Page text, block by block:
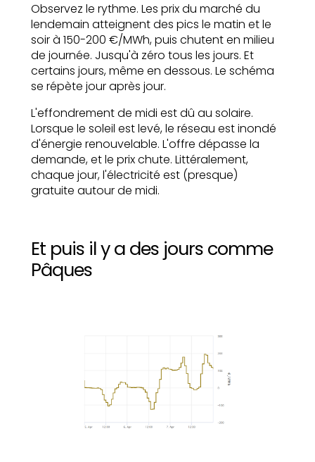
Observez le rythme. Les prix du marché du
lendemain atteignent des pics le matin et le
soir à 150-200 €/MWh, puis chutent en milieu
de journée. Jusqu'à zéro tous les jours. Et
certains jours, même en dessous. Le schéma
se répète jour après jour.
L'effondrement de midi est dû au solaire.
Lorsque le soleil est levé, le réseau est inondé
d'énergie renouvelable. L'offre dépasse la
demande, et le prix chute. Littéralement,
chaque jour, l'électricité est (presque)
gratuite autour de midi.
Et puis il y a des jours comme
Pâques